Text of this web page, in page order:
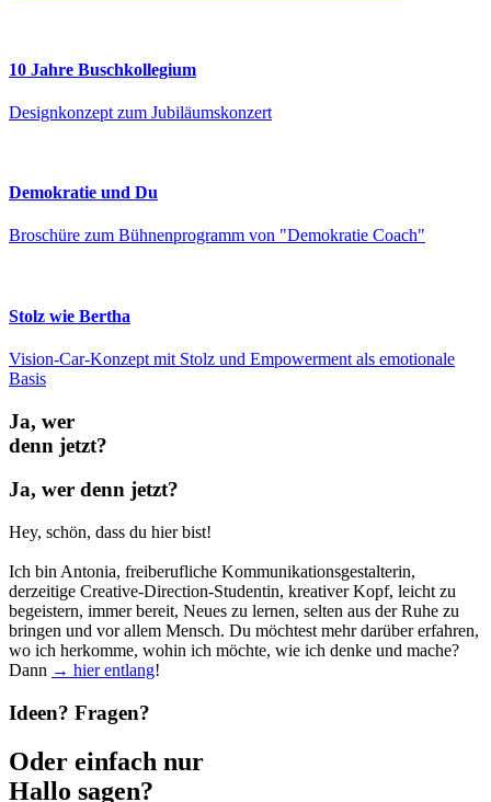
10 Jahre Buschkollegium
Designkonzept zum Jubiläums­konzert
Demokratie und Du
Broschüre zum Bühnen­programm von "Demokratie Coach"
Stolz wie Bertha
Vision-Car-Konzept mit Stolz und Empowerment als emotionale
Basis
Ja, wer
denn jetzt?
Ja, wer denn jetzt?
Hey, schön, dass du hier bist!
Ich bin Antonia, freiberufliche Kommunikations­gestalterin,
derzeitige Creative-Direction-Studentin, kreativer Kopf, leicht zu
begeistern, immer bereit, Neues zu lernen, selten aus der Ruhe zu
bringen und vor allem Mensch. Du möchtest mehr darüber erfahren,
wo ich herkomme, wohin ich möchte, wie ich denke und mache?
Dann → hier entlang!
Ideen? Fragen?
Oder einfach nur
Hallo sagen?